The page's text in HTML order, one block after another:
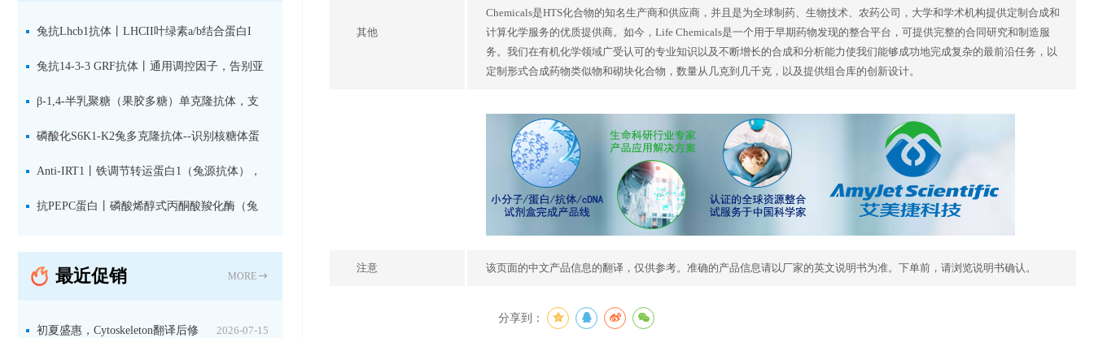
其他
Chemicals是HTS化合物的知名生产商和供应商，并且是为全球制药、生物技术、农药公司，大学和学术机构提供定制合成和
计算化学服务的优质提供商。如今，Life Chemicals是一个用于早期药物发现的整合平台，可提供完整的合同研究和制造服
务。我们在有机化学领域广受认可的专业知识以及不断增长的合成和分析能力使我们能够成功地完成复杂的最前沿任务，以
定制形式合成药物类似物和砌块化合物，数量从几克到几千克，以及提供组合库的创新设计。
注意 该页面的中文产品信息的翻译，仅供参考。准确的产品信息请以厂家的英文说明书为准。下单前，请浏览说明书确认。
分享到：
兔抗Lhcb1抗体丨LHCII叶绿素a/b结合蛋白I
型：专检LHCII中含量丰富的捕光蛋白
兔抗14-3-3 GRF抗体丨通用调控因子，告别亚
型选择难题，全面捕获植物信号转导枢纽蛋白
β-1,4-半乳聚糖（果胶多糖）单克隆抗体，支
持植物细胞壁果胶多糖精细结构解析
磷酸化S6K1-K2兔多克隆抗体--识别核糖体蛋
白S6激酶同源蛋白1-2的激活状态
Anti-IRT1丨铁调节转运蛋白1（兔源抗体），
植物铁吸收与微量元素代谢研究的关键工具
抗PEPC蛋白丨磷酸烯醇式丙酮酸羧化酶（兔
固定关键酶
最近促销 MORE
2026-07-15
初夏盛惠，Cytoskeleton翻译后修